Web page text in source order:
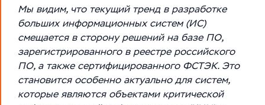
комплексов
Решения для производственной безопасности
Программное обеспечение для интеграции
автоматизированного и роботизированного
оборудования
Юридическая информация
Мы видим, что текущий тренд в разработке
больших информационных систем (ИС)
смещается в сторону решений на базе ПО,
зарегистрированного в реестре российского
ПО, а также сертифицированного ФСТЭК. Это
становится особенно актуально для систем,
которые являются объектами критической